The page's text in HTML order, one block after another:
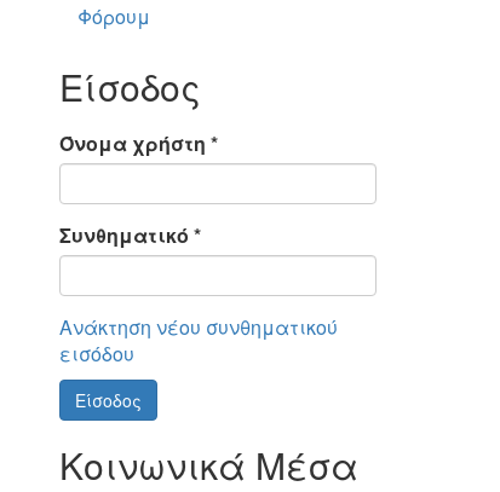
Φόρουμ
Είσοδος
Όνομα χρήστη *
Συνθηματικό *
Ανάκτηση νέου συνθηματικού
εισόδου
Είσοδος
Κοινωνικά Μέσα